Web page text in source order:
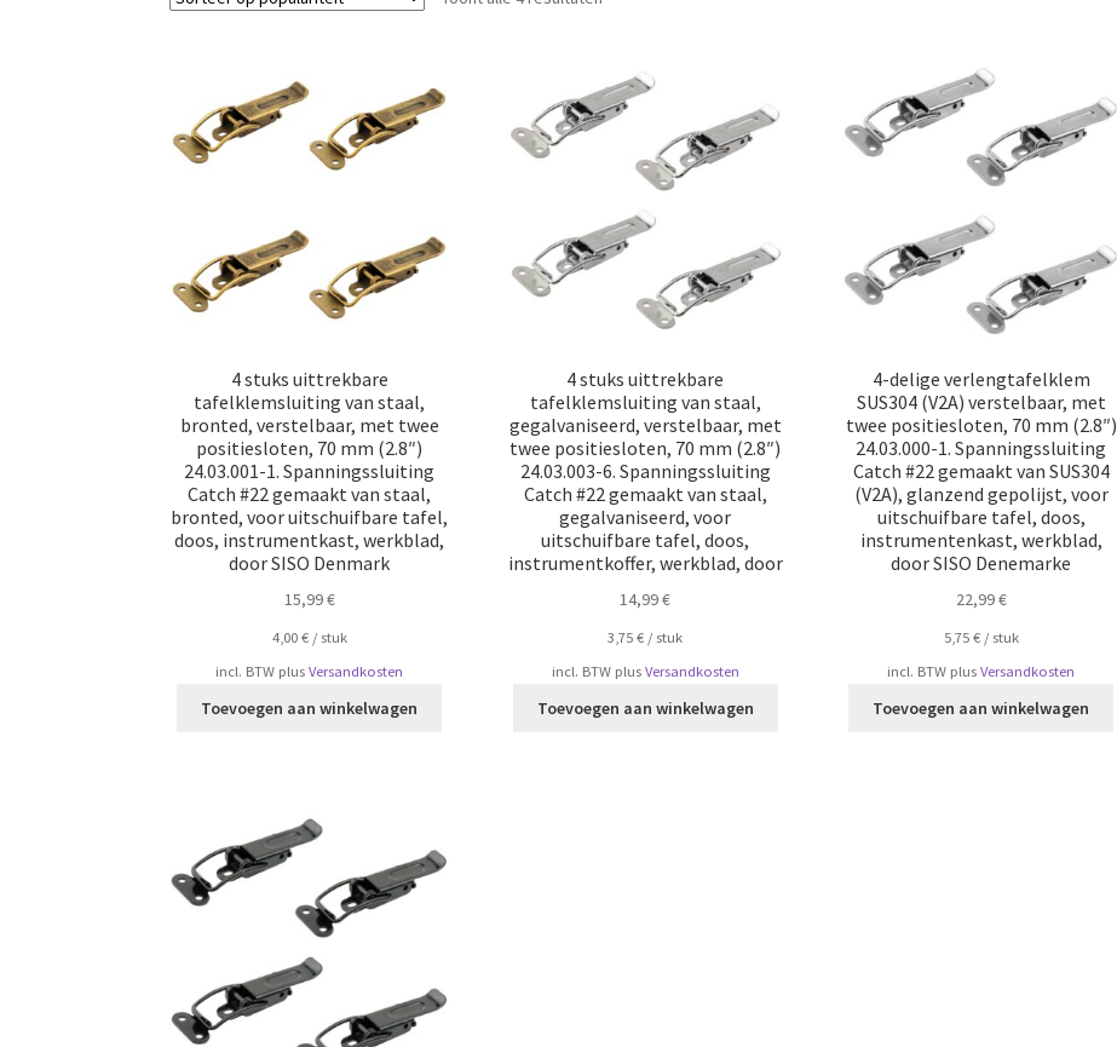
4 stuks uittrekbare
tafelklemsluiting van staal,
bronted, verstelbaar, met twee
positiesloten, 70 mm (2.8″)
24.03.001-1. Spanningssluiting
Catch #22 gemaakt van staal,
bronted, voor uitschuifbare tafel,
doos, instrumentkast, werkblad,
door SISO Denmark
15,99€
4,00 €/ ​​stuk
incl. BTW plusVersandkosten
Toevoegen aan winkelwagen
4 stuks uittrekbare
tafelklemsluiting van staal,
gegalvaniseerd, verstelbaar, met
twee positiesloten, 70 mm (2.8″)
24.03.003-6. Spanningssluiting
Catch #22 gemaakt van staal,
gegalvaniseerd, voor
uitschuifbare tafel, doos,
instrumentkoffer, werkblad, door
14,99€
3,75€ / ​​stuk
incl. BTW plus Versandkosten
Toevoegen aan winkelwagen
4-delige verlengtafelklem
SUS304 (V2A) verstelbaar, met
twee positiesloten, 70 mm (2.8″)
24.03.000-1. Spanningssluiting
Catch #22 gemaakt van SUS304
(V2A), glanzend gepolijst, voor
uitschuifbare tafel, doos,
instrumentenkast, werkblad,
door SISO Denemarke
22,99€
5,75 €/ ​​stuk
incl. BTW plusVersandkosten
Toevoegen aan winkelwagen